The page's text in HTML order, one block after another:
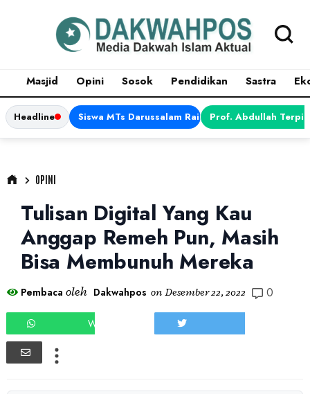
Masjid Opini Sosok Pendidikan Sastra
Headline Siswa MTs Darussalam Raih Juara 1 dalam
Prof. Abdullah
OPINI
Tulisan Digital Yang Kau
Anggap Remeh Pun, Masih
Bisa Membunuh Mereka
Pembaca oleh Dakwahpos on Desember 22, 2022 0
WHATSAPP